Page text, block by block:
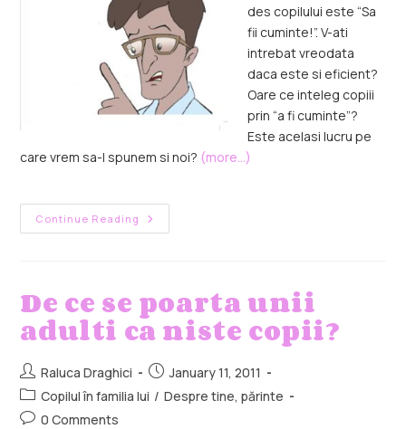
des copilului este “Sa
fii cuminte!”. V-ati
intrebat vreodata
daca este si eficient?
Oare ce inteleg copiii
prin “a fi cuminte”?
Este acelasi lucru pe
care vrem sa-l spunem si noi? (more…)
Continue Reading
De ce se poarta unii
adulti ca niste copii?
Raluca Draghici
January 11, 2011
Copilul în familia lui / Despre tine, părinte
0 Comments